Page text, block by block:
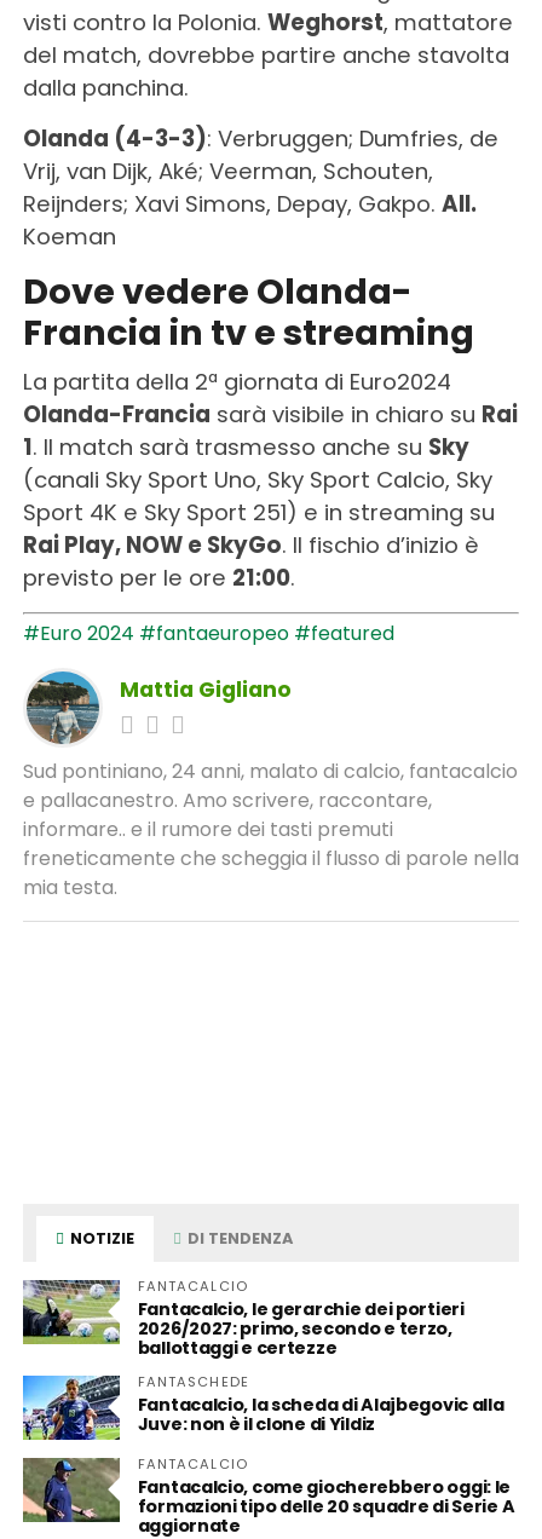
visti contro la Polonia. Weghorst, mattatore
del match, dovrebbe partire anche stavolta
dalla panchina.
Olanda (4-3-3): Verbruggen; Dumfries, de
Vrij, van Dijk, Aké; Veerman, Schouten,
Reijnders; Xavi Simons, Depay, Gakpo. All.
Koeman
Dove vedere Olanda-
Francia in tv e streaming
La partita della 2ª giornata di Euro2024
Olanda-Francia sarà visibile in chiaro su Rai
1. Il match sarà trasmesso anche su Sky
(canali Sky Sport Uno, Sky Sport Calcio, Sky
Sport 4K e Sky Sport 251) e in streaming su
Rai Play, NOW e SkyGo. Il fischio d’inizio è
previsto per le ore 21:00.
#Euro 2024 #fantaeuropeo #featured
Mattia Gigliano
Sud pontiniano, 24 anni, malato di calcio, fantacalcio
e pallacanestro. Amo scrivere, raccontare,
informare.. e il rumore dei tasti premuti
freneticamente che scheggia il flusso di parole nella
mia testa.
NOTIZIE DI TENDENZA
FANTACALCIO
Fantacalcio, le gerarchie dei portieri
2026/2027: primo, secondo e terzo,
ballottaggi e certezze
FANTASCHEDE
Fantacalcio, la scheda di Alajbegovic alla
Juve: non è il clone di Yildiz
FANTACALCIO
Fantacalcio, come giocherebbero oggi: le
formazioni tipo delle 20 squadre di Serie A
aggiornate